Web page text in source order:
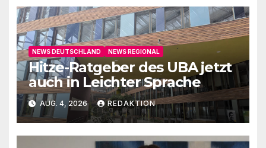
NEWS DEUTSCHLAND NEWS REGIONAL
Hitze-Ratgeber des UBA jetzt
auch in Leichter Sprache
AUG. 4, 2026 REDAKTION